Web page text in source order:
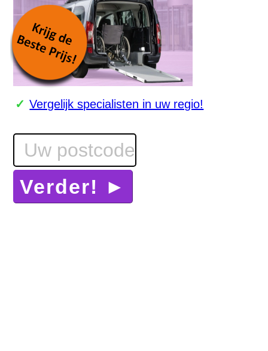
Vergelijk specialisten in uw regio!